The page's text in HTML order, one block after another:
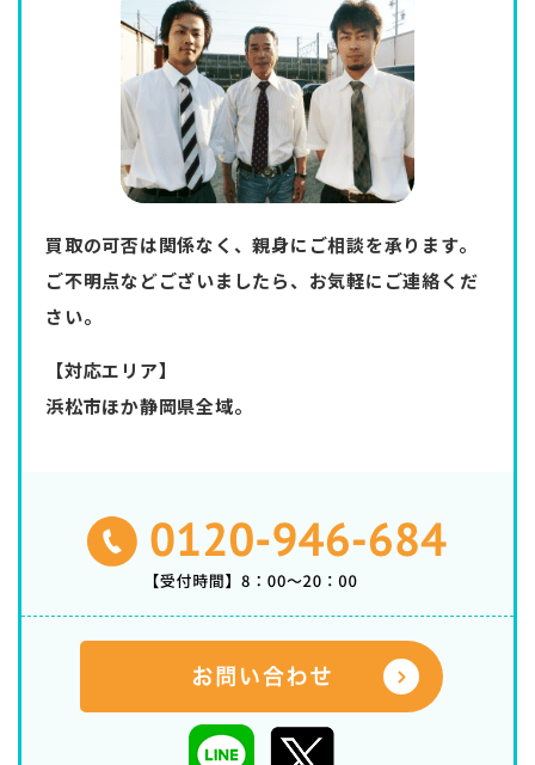
買取の可否は関係なく、親身にご相談を承ります。
ご不明点などございましたら、お気軽にご連絡くだ
さい。
【対応エリア】
浜松市ほか静岡県全域。